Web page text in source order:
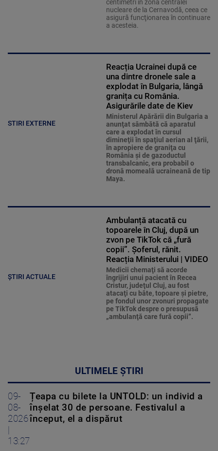
centimetri în zona centralei
nucleare de la Cernavodă, ceea ce
asigură funcţionarea în continuare
a acesteia.
STIRI EXTERNE
Reacția Ucrainei după ce
una dintre dronele sale a
explodat în Bulgaria, lângă
granița cu România.
Asigurările date de Kiev
Ministerul Apărării din Bulgaria a
anunţat sâmbătă că aparatul
care a explodat în cursul
dimineţii în spaţiul aerian al ţării,
în apropiere de graniţa cu
România şi de gazoductul
transbalcanic, era probabil o
dronă momeală ucraineană de tip
Maya.
ȘTIRI ACTUALE
Ambulanță atacată cu
topoarele în Cluj, după un
zvon pe TikTok că „fură
copii”. Șoferul, rănit.
Reacția Ministerului | VIDEO
Medicii chemaţi să acorde
îngrijiri unui pacient în Recea
Cristur, judeţul Cluj, au fost
atacaţi cu bâte, topoare şi pietre,
pe fondul unor zvonuri propagate
pe TikTok despre o presupusă
„ambulanţă care fură copii”.
ULTIMELE ȘTIRI
09-
08-
2026
13:27
Țeapa cu bilete la UNTOLD: un individ a
înșelat 30 de persoane. Festivalul a
început, el a dispărut